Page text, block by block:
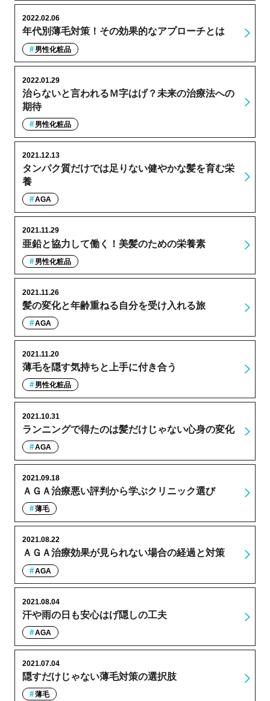
年代別薄毛対策！その効果的なアプローチとは
2022.02.06
男性化粧品
治らないと言われるＭ字はげ？未来の治療法への
期待
2022.01.29
男性化粧品
タンパク質だけでは足りない健やかな髪を育む栄
養
2021.12.13
AGA
亜鉛と協力して働く！美髪のための栄養素
2021.11.29
男性化粧品
髪の変化と年齢重ねる自分を受け入れる旅
2021.11.26
AGA
薄毛を隠す気持ちと上手に付き合う
2021.11.20
男性化粧品
ランニングで得たのは髪だけじゃない心身の変化
2021.10.31
AGA
ＡＧＡ治療悪い評判から学ぶクリニック選び
2021.09.18
薄毛
ＡＧＡ治療効果が見られない場合の経過と対策
2021.08.22
AGA
汗や雨の日も安心はげ隠しの工夫
2021.08.04
AGA
隠すだけじゃない薄毛対策の選択肢
2021.07.04
薄毛